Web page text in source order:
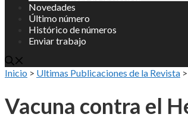
Novedades
Último número
Histórico de números
Enviar trabajo
Inicio > Ultimas Publicaciones de la Revista >
Vacuna contra el